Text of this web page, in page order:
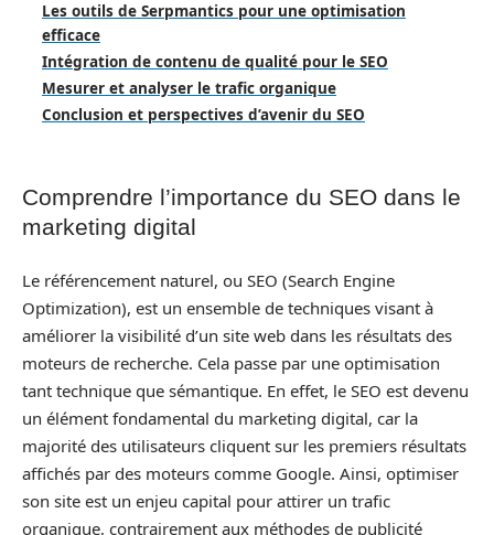
Les outils de Serpmantics pour une optimisation
efficace
Intégration de contenu de qualité pour le SEO
Mesurer et analyser le trafic organique
Conclusion et perspectives d’avenir du SEO
Comprendre l’importance du SEO dans le
marketing digital
Le référencement naturel, ou SEO (Search Engine
Optimization), est un ensemble de techniques visant à
améliorer la visibilité d’un site web dans les résultats des
moteurs de recherche. Cela passe par une optimisation
tant technique que sémantique. En effet, le SEO est devenu
un élément fondamental du marketing digital, car la
majorité des utilisateurs cliquent sur les premiers résultats
affichés par des moteurs comme Google. Ainsi, optimiser
son site est un enjeu capital pour attirer un trafic
organique, contrairement aux méthodes de publicité